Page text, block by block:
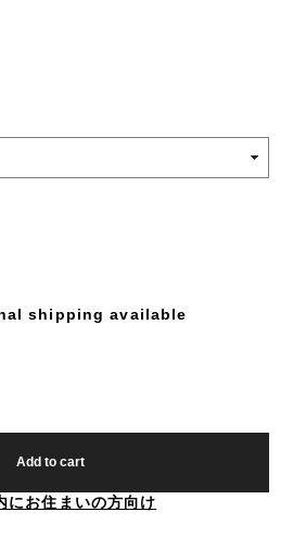
shipping available
Add to cart
にお住まいの方向け